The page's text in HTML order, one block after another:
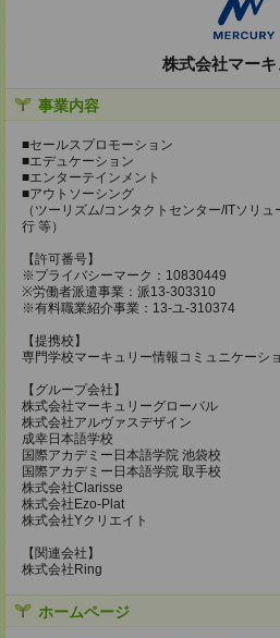
株式会社マー
事業内容
■セールスプロモーション
■エデュケーション
■エンターテインメント
■アウトソーシング
（ツーリズム/コンタクトセンター/ITソリ
行 等）
【許可番号】
※プライバシーマーク：10830449
※労働者派遣事業：派13-303310
※有料職業紹介事業：13-ユ-310374
【提携校】
専門学校マーキュリー情報コミュニケーシ
【グループ会社】
株式会社マーキュリーグローバル
株式会社アルヴァスデザイン
成幸日本語学校
国際アカデミー日本語学院 池袋校
国際アカデミー日本語学院 取手校
株式会社Clarisse
株式会社Ezo-Plat
株式会社Yクリエイト
【関連会社】
株式会社Ring
ホームページ